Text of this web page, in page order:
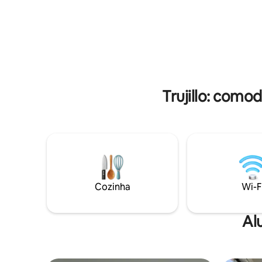
ideal + conforto garantido = experiência
Trujillo:
Cozinha Wi-